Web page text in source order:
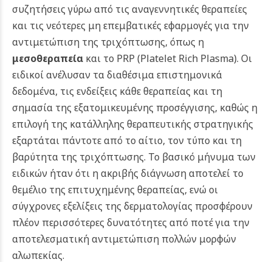
συζητήσεις γύρω από τις αναγεννητικές θεραπείες
και τις νεότερες μη επεμβατικές εφαρμογές για την
αντιμετώπιση της τριχόπτωσης, όπως η
μεσοθεραπεία και το PRP (Platelet Rich Plasma). Οι
ειδικοί ανέλυσαν τα διαθέσιμα επιστημονικά
δεδομένα, τις ενδείξεις κάθε θεραπείας και τη
σημασία της εξατομικευμένης προσέγγισης, καθώς η
επιλογή της κατάλληλης θεραπευτικής στρατηγικής
εξαρτάται πάντοτε από το αίτιο, τον τύπο και τη
βαρύτητα της τριχόπτωσης. Το βασικό μήνυμα των
ειδικών ήταν ότι η ακριβής διάγνωση αποτελεί το
θεμέλιο της επιτυχημένης θεραπείας, ενώ οι
σύγχρονες εξελίξεις της δερματολογίας προσφέρουν
πλέον περισσότερες δυνατότητες από ποτέ για την
αποτελεσματική αντιμετώπιση πολλών μορφών
αλωπεκίας.